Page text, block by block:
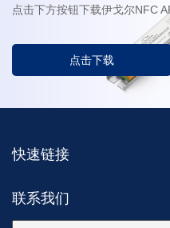
点击下方按钮下载伊戈尔NFC
点击下载
快速链接
联系我们